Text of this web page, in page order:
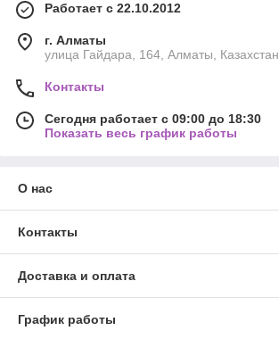
Работает с 22.10.2012
г. Алматы
улица Гайдара, 164, Алматы, Казахстан
Контакты
Сегодня работает с 09:00 до 18:30
Показать весь график работы
О нас
Контакты
Доставка и оплата
График работы